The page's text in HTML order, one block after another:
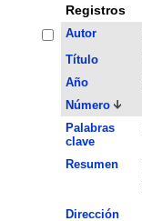
Registros
Autor
Título
Año
Número
Palabras
clave
Resumen
Dirección